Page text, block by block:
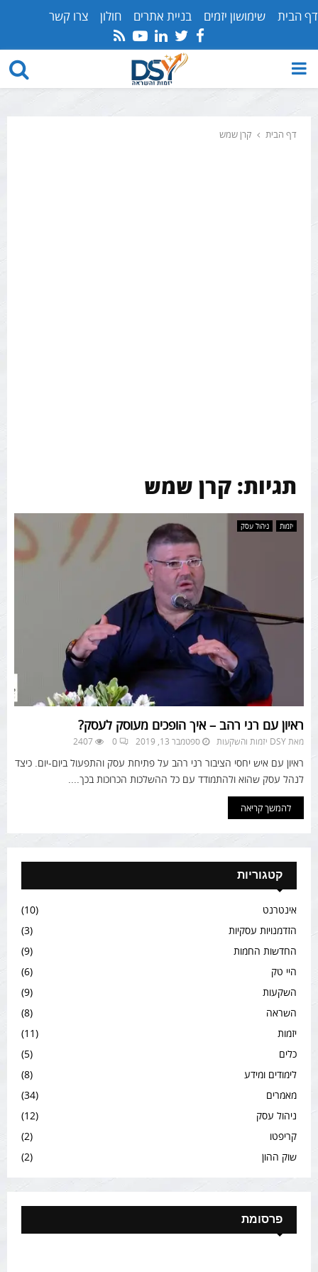
דף הבית שימושון יזמים בניית אתרים חולון צרו קשר
Facebook
Twitter
Linkedin
Youtube
Rss
PRIMARY
דף הבית קרן שמש
תגיות: קרן שמש
יזמות ניהול עסק
ראיון עם רני רהב – איך הופכים מעוסק לעסק?
מאתDSY יזמות והשקעות ספטמבר 13, 2019 0
2407
ראיון עם איש יחסי הציבור רני רהב על פתיחת עסק והתפעול ביום-יום. כיצד
לנהל עסק שהוא ולהתמודד עם כל ההשלכות הכרוכות בכך....
להמשך קריאה
קטגוריות
אינטרנט
(10)
הזדמנויות עסקיות
(3)
החדשות החמות
(9)
היי טק
(6)
השקעות
(9)
השראה
(8)
יזמות
(11)
כלים
(5)
לימודים ומידע
(8)
מאמרים
(34)
ניהול עסק
(12)
קריפטו
(2)
שוק ההון
(2)
פרסומת